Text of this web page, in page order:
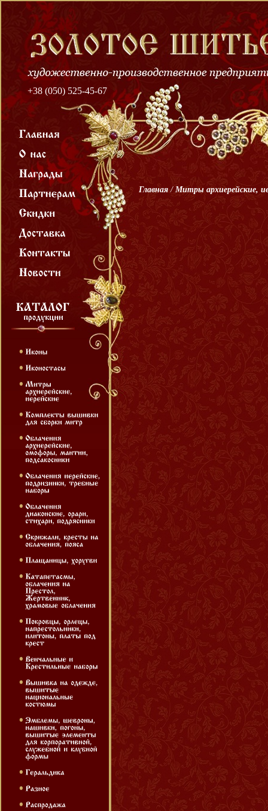
+38 (050) 525-45-67
Главная / Митры архиерейские,